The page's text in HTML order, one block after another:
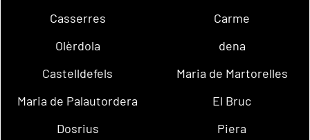
Casserres
Carme
Olèrdola
dena
Castelldefels
Maria de Martorelles
Maria de Palautordera
El Bruc
Dosrius
Piera